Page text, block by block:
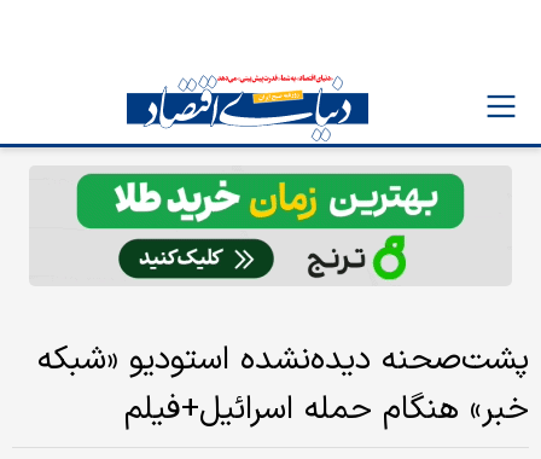
پشت‌صحنه دیده‌نشده استودیو «شبکه
خبر» هنگام حمله اسرائیل+فیلم